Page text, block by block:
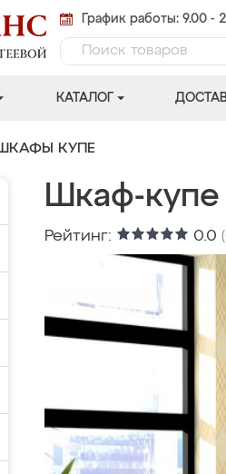
График работы: 9.00 -
КАТАЛОГ
КУПЕ
Шкаф-
Рейтинг: 0.0 (